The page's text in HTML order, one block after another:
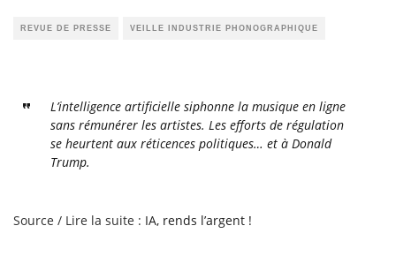
REVUE DE PRESSE VEILLE INDUSTRIE PHONOGRAPHIQUE
L’intelligence artificielle siphonne la musique en ligne
sans rémunérer les artistes. Les efforts de régulation
se heurtent aux réticences politiques… et à Donald
Trump.
Source / Lire la suite : IA, rends l’argent !